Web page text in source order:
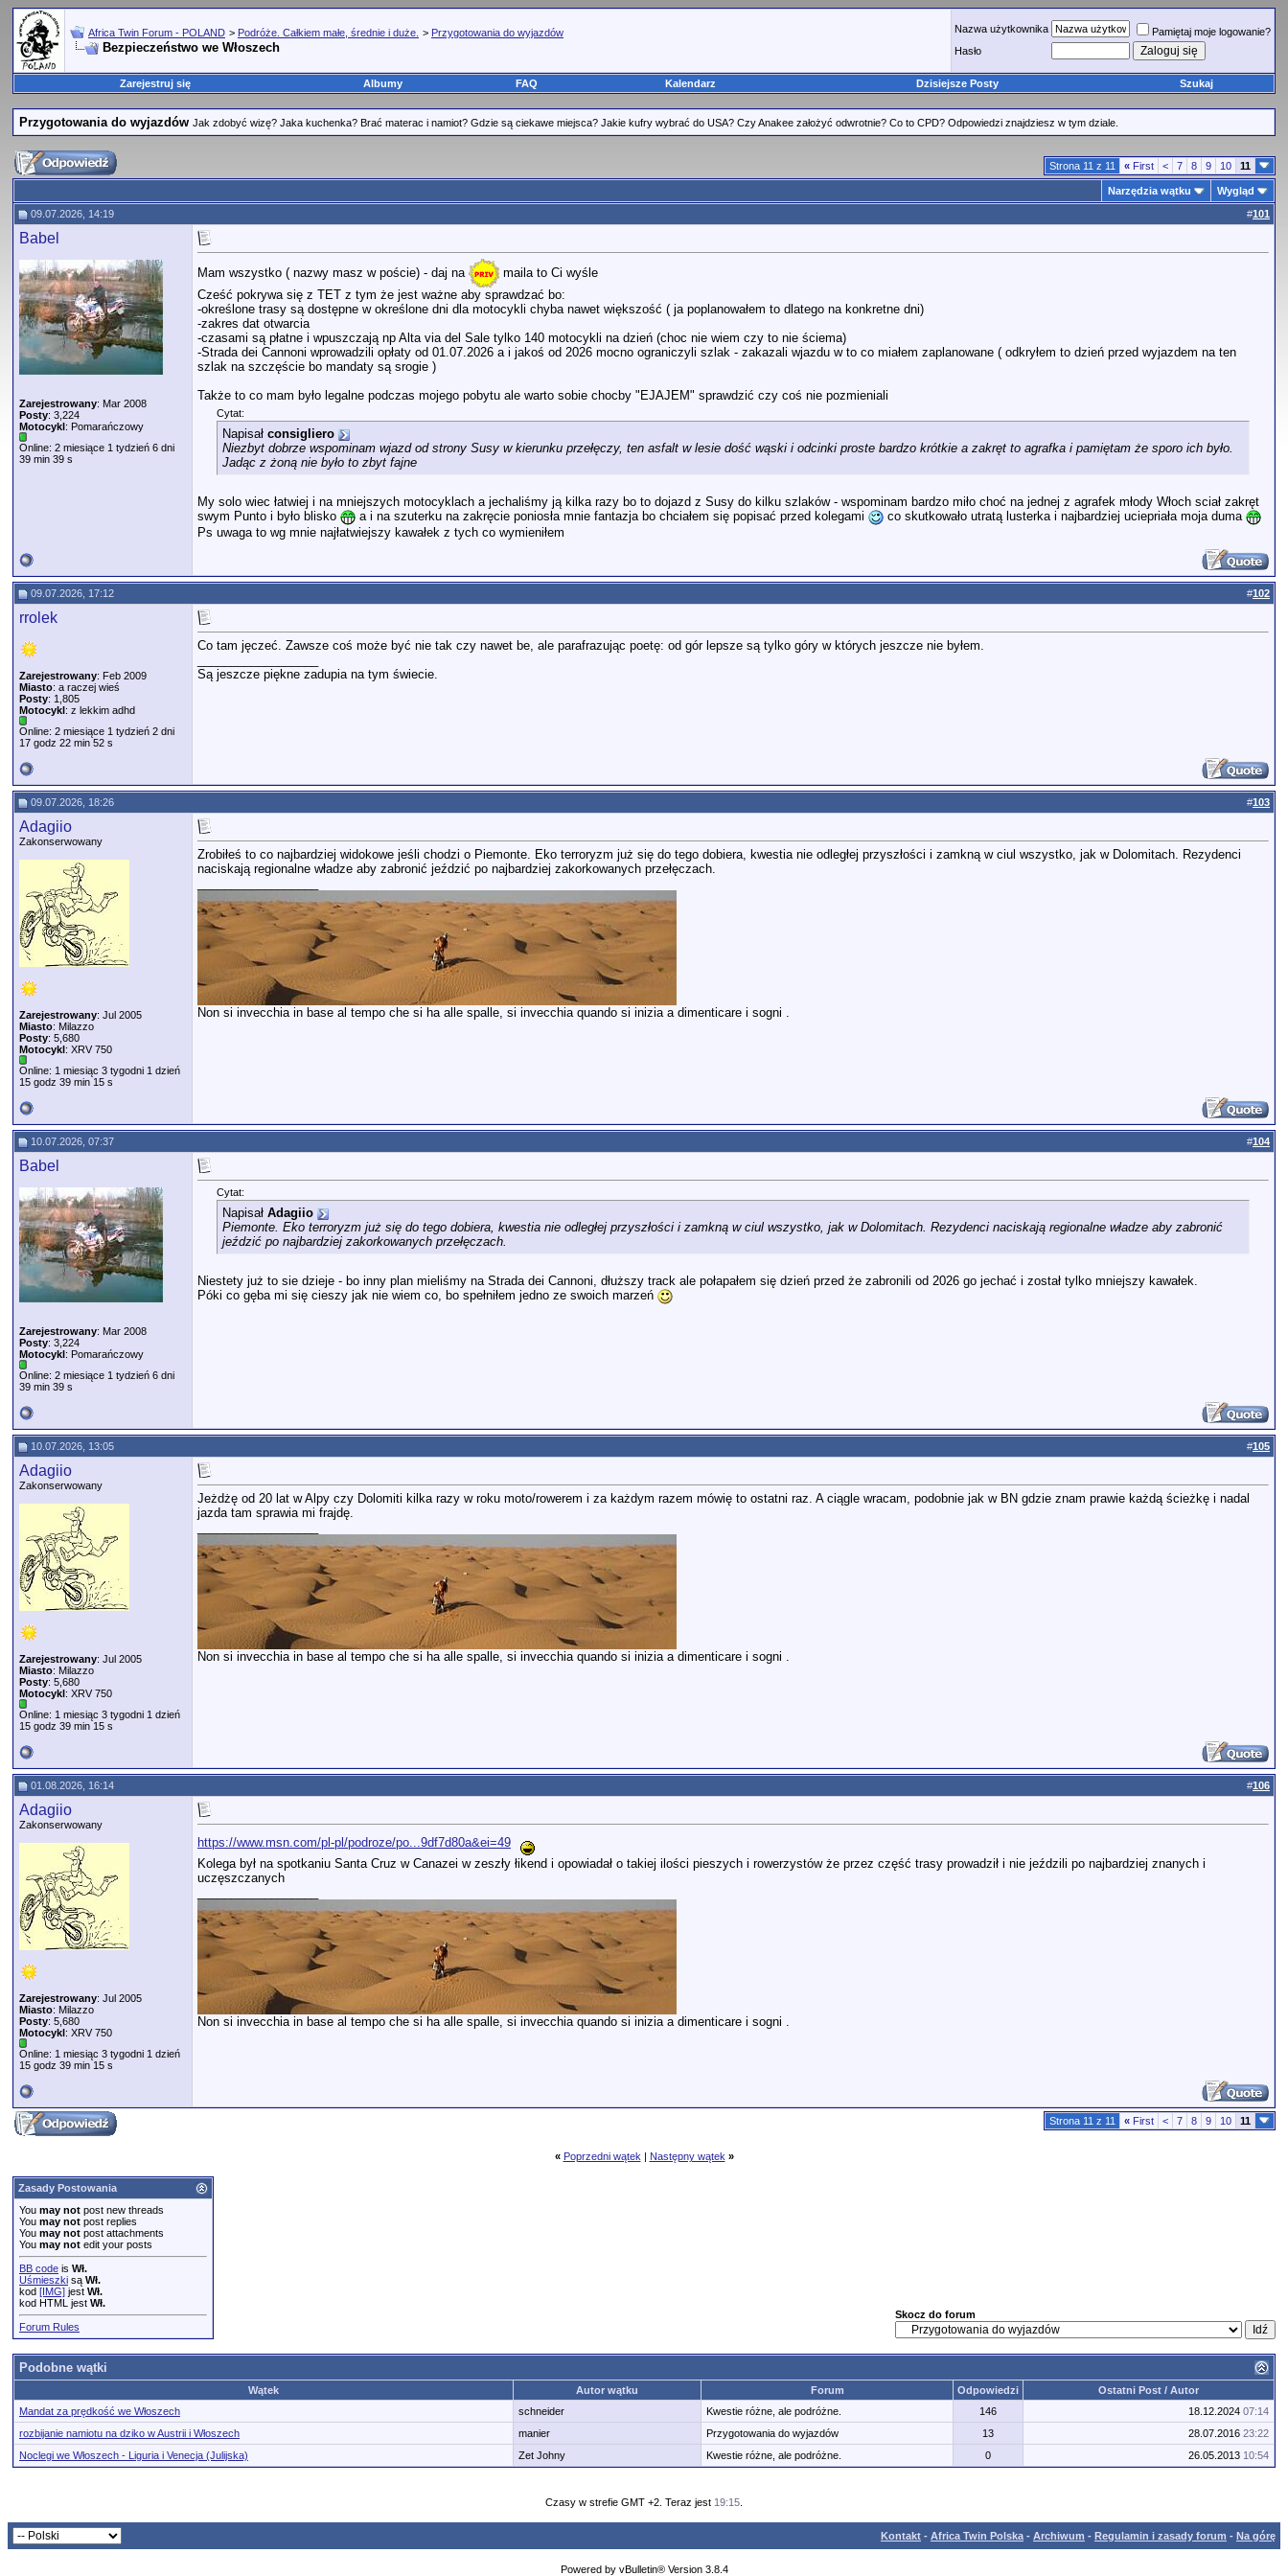
Africa Twin Forum - POLAND > Podróże. Całkiem małe, średnie i duże. > Przygotowania do wyjazdów
Bezpieczeństwo we Włoszech
Nazwa użytkownika
Pamiętaj moje logowanie?
Hasło
Zarejestruj się Albumy FAQ Kalendarz Dzisiejsze Posty Szukaj
Przygotowania do wyjazdów Jak zdobyć wizę? Jaka kuchenka? Brać materac i namiot? Gdzie są ciekawe miejsca? Jakie kufry wybrać do USA? Czy Anakee założyć odwrotnie? Co to CPD? Odpowiedzi znajdziesz w tym dziale.
Strona 11 z 11 « First < 7 8 9 10 11
Narzędzia wątku
Wygląd
09.07.2026, 14:19
#101
Babel
Zarejestrowany: Mar 2008
Posty: 3,224
Motocykl: Pomarańczowy
Online: 2 miesiące 1 tydzień 6 dni
39 min 39 s
Mam wszystko ( nazwy masz w poście) - daj na
maila to Ci wyśle
Cześć pokrywa się z TET z tym że jest ważne aby sprawdzać bo:
-określone trasy są dostępne w określone dni dla motocykli chyba nawet większość ( ja poplanowałem to dlatego na konkretne dni)
-zakres dat otwarcia
-czasami są płatne i wpuszczają np Alta via del Sale tylko 140 motocykli na dzień (choc nie wiem czy to nie ściema)
-Strada dei Cannoni wprowadzili opłaty od 01.07.2026 a i jakoś od 2026 mocno ograniczyli szlak - zakazali wjazdu w to co miałem zaplanowane ( odkryłem to dzień przed wyjazdem na ten
szlak na szczęście bo mandaty są srogie )
Także to co mam było legalne podczas mojego pobytu ale warto sobie chocby "EJAJEM" sprawdzić czy coś nie pozmieniali
Cytat:
Napisał consigliero
Niezbyt dobrze wspominam wjazd od strony Susy w kierunku przełęczy, ten asfalt w lesie dość wąski i odcinki proste bardzo krótkie a zakręt to agrafka i pamiętam że sporo ich było.
Jadąc z żoną nie było to zbyt fajne
My solo wiec łatwiej i na mniejszych motocyklach a jechaliśmy ją kilka razy bo to dojazd z Susy do kilku szlaków - wspominam bardzo miło choć na jednej z agrafek młody Włoch sciał zakręt
swym Punto i było blisko
a i na szuterku na zakręcie poniosła mnie fantazja bo chciałem się popisać przed kolegami
co skutkowało utratą lusterka i najbardziej uciepriała moja duma
Ps uwaga to wg mnie najłatwiejszy kawałek z tych co wymieniłem
09.07.2026, 17:12 #102
rrolek
Zarejestrowany: Feb 2009
Miasto: a raczej wieś
Posty: 1,805
Motocykl: z lekkim adhd
Online: 2 miesiące 1 tydzień 2 dni
17 godz 22 min 52 s
Co tam jęczeć. Zawsze coś może być nie tak czy nawet be, ale parafrazując poetę: od gór lepsze są tylko góry w których jeszcze nie byłem.
Są jeszcze piękne zadupia na tym świecie.
09.07.2026, 18:26 #103
Adagiio
Zakonserwowany
Zarejestrowany: Jul 2005
Miasto: Milazzo
Posty: 5,680
Motocykl: XRV 750
Online: 1 miesiąc 3 tygodni 1 dzień
15 godz 39 min 15 s
Zrobiłeś to co najbardziej widokowe jeśli chodzi o Piemonte. Eko terroryzm już się do tego dobiera, kwestia nie odległej przyszłości i zamkną w ciul wszystko, jak w Dolomitach. Rezydenci
naciskają regionalne władze aby zabronić jeździć po najbardziej zakorkowanych przełęczach.
Non si invecchia in base al tempo che si ha alle spalle, si invecchia quando si inizia a dimenticare i sogni .
10.07.2026, 07:37 #104
Babel
Zarejestrowany: Mar 2008
Posty: 3,224
Motocykl: Pomarańczowy
Online: 2 miesiące 1 tydzień 6 dni
39 min 39 s
Cytat:
Napisał Adagiio
Piemonte. Eko terroryzm już się do tego dobiera, kwestia nie odległej przyszłości i zamkną w ciul wszystko, jak w Dolomitach. Rezydenci naciskają regionalne władze aby zabronić
jeździć po najbardziej zakorkowanych przełęczach.
Niestety już to sie dzieje - bo inny plan mieliśmy na Strada dei Cannoni, dłuższy track ale połapałem się dzień przed że zabronili od 2026 go jechać i został tylko mniejszy kawałek.
Póki co gęba mi się cieszy jak nie wiem co, bo spełniłem jedno ze swoich marzeń
10.07.2026, 13:05 #105
Adagiio
Zakonserwowany
Zarejestrowany: Jul 2005
Miasto: Milazzo
Posty: 5,680
Motocykl: XRV 750
Online: 1 miesiąc 3 tygodni 1 dzień
15 godz 39 min 15 s
Jeżdżę od 20 lat w Alpy czy Dolomiti kilka razy w roku moto/rowerem i za każdym razem mówię to ostatni raz. A ciągle wracam, podobnie jak w BN gdzie znam prawie każdą ścieżkę i nadal
jazda tam sprawia mi frajdę.
Non si invecchia in base al tempo che si ha alle spalle, si invecchia quando si inizia a dimenticare i sogni .
01.08.2026, 16:14 #106
Adagiio
Zakonserwowany
Zarejestrowany: Jul 2005
Miasto: Milazzo
Posty: 5,680
Motocykl: XRV 750
Online: 1 miesiąc 3 tygodni 1 dzień
15 godz 39 min 15 s
https://www.msn.com/pl-pl/podroze/po...9df7d80a&ei=49
Kolega był na spotkaniu Santa Cruz w Canazei w zeszły łikend i opowiadał o takiej ilości pieszych i rowerzystów że przez część trasy prowadził i nie jeździli po najbardziej znanych i
uczęszczanych
Non si invecchia in base al tempo che si ha alle spalle, si invecchia quando si inizia a dimenticare i sogni .
Strona 11 z 11 « First < 7 8 9 10 11
« Poprzedni wątek | Następny wątek »
Zasady Postowania
You may not post new threads
You may not post replies
You may not post attachments
You may not edit your posts
BB code is Wł.
Uśmieszki są Wł.
kod [IMG] jest Wł.
kod HTML jest Wł.
Forum Rules
Skocz do forum
Podobne wątki
Wątek Autor wątku Forum Odpowiedzi
Ostatni Post / Autor
Mandat za prędkość we Włoszech
schneider Kwestie różne, ale podróżne. 146 18.12.2024 07:14
rozbijanie namiotu na dziko w Austrii i Włoszech
manier Przygotowania do wyjazdów 13 28.07.2016 23:22
Noclegi we Włoszech - Liguria i Venecja (Julijska)
Zet Johny Kwestie różne, ale podróżne. 0 26.05.2013 10:54
Czasy w strefie GMT +2. Teraz jest 19:15
Kontakt - Africa Twin Polska - Archiwum - Regulamin i zasady forum - Na górę
Powered by vBulletin® Version 3.8.4